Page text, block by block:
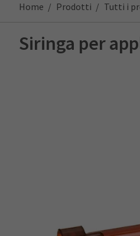
Home Prodotti Tutti i
Siringa per